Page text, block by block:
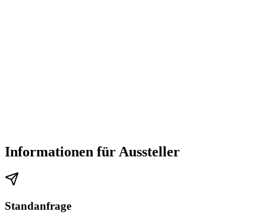
Informationen für Aussteller
Standanfrage